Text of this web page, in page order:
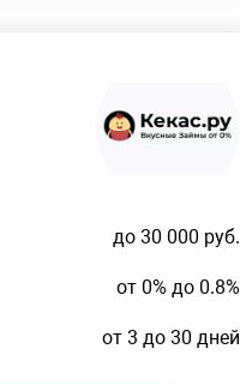
до 30 000 руб.
от 0% до 0.8%
от 3 до 30 дней